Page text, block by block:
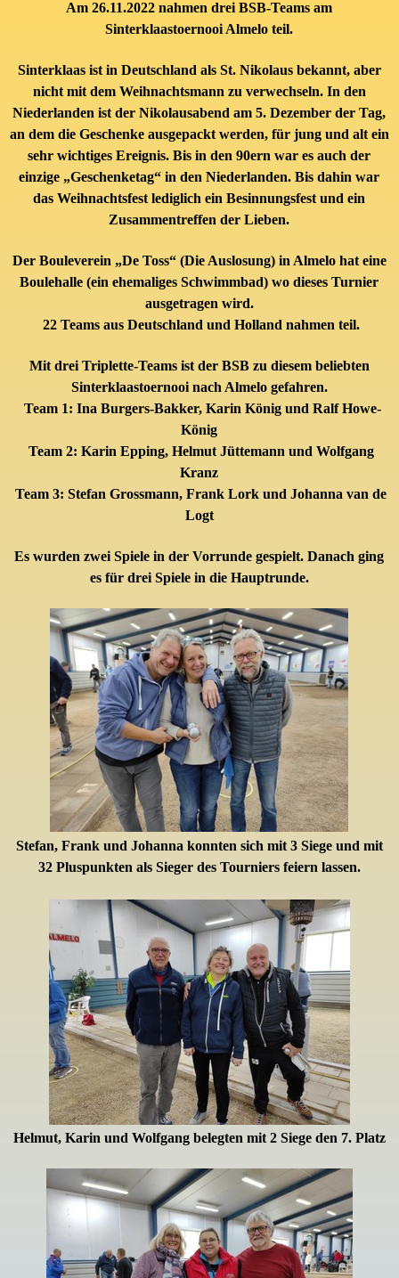
Am 26.11.2022 nahmen drei BSB-Teams am
Sinterklaastoernooi Almelo teil.
Sinterklaas ist in Deutschland als St. Nikolaus bekannt, aber
nicht mit dem Weihnachtsmann zu verwechseln. In den
Niederlanden ist der Nikolausabend am 5. Dezember der Tag,
an dem die Geschenke ausgepackt werden, für jung und alt ein
sehr wichtiges Ereignis. Bis in den 90ern war es auch der
einzige „Geschenketag“ in den Niederlanden. Bis dahin war
das Weihnachtsfest lediglich ein Besinnungsfest und ein
Zusammentreffen der Lieben.
Der Bouleverein „De Toss“ (Die Auslosung) in Almelo hat eine
Boulehalle (ein ehemaliges Schwimmbad) wo dieses Turnier
ausgetragen wird.
22 Teams aus Deutschland und Holland nahmen teil.
Mit drei Triplette-Teams ist der BSB zu diesem beliebten
Sinterklaastoernooi nach Almelo gefahren.
Team 1: Ina Burgers-Bakker, Karin König und Ralf Howe-
König
Team 2: Karin Epping, Helmut Jüttemann und Wolfgang
Kranz
Team 3: Stefan Grossmann, Frank Lork und Johanna van de
Logt
Es wurden zwei Spiele in der Vorrunde gespielt. Danach ging
es für drei Spiele in die Hauptrunde.
Stefan, Frank und Johanna konnten sich mit 3 Siege und mit
32 Pluspunkten als Sieger des Tourniers feiern lassen.
Helmut, Karin und Wolfgang belegten mit 2 Siege den 7. Platz